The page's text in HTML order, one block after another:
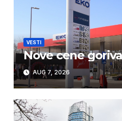
VESTI
Nove cene
AUG 7, 2026